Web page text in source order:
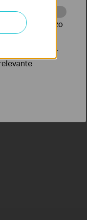
te volgen en zo
waar